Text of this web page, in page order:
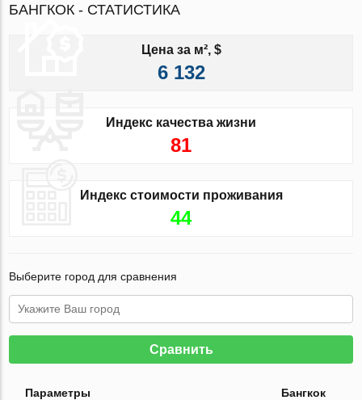
БАНГКОК - СТАТИСТИКА
Цена за м², $
6 132
Индекс качества жизни
81
Индекс стоимости проживания
44
Выберите город для сравнения
Сравнить
Параметры Бангкок